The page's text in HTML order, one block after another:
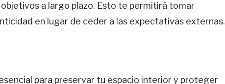
a largo plazo. Esto te permitirá tomar
en lugar de ceder a las expectativas externas.
para preservar tu espacio interior y proteger